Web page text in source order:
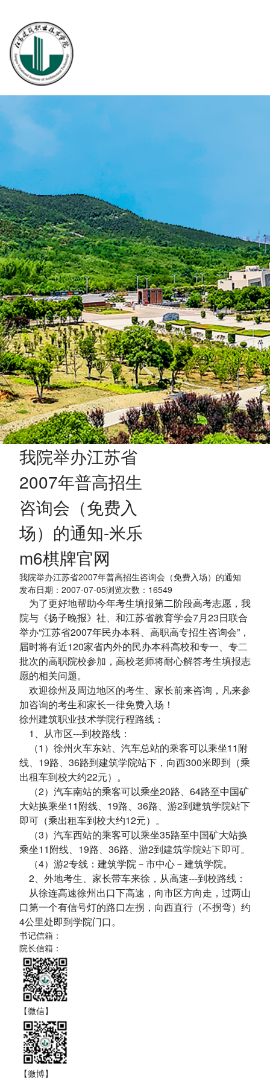
我院举办江苏省
2007年普高招生
咨询会（免费入
场）的通知-米乐
m6棋牌官网
我院举办江苏省2007年普高招生咨询会（免费入场）的通知
发布日期：2007-07-05浏览次数： 16549
为了更好地帮助今年考生填报第二阶段高考志愿，我
院与《扬子晚报》社、和江苏省教育学会7月23日联合
举办“江苏省2007年民办本科、高职高专招生咨询会”，
届时将有近120家省内外的民办本科高校和专一、专二
批次的高职院校参加，高校老师将耐心解答考生填报志
愿的相关问题。
欢迎徐州及周边地区的考生、家长前来咨询，凡来参
加咨询的考生和家长一律免费入场！
徐州建筑职业技术学院行程路线：
1、从市区---到校路线：
（1）徐州火车东站、汽车总站的乘客可以乘坐11附
线、19路、36路到建筑学院站下，向西300米即到（乘
出租车到校大约22元）。
（2）汽车南站的乘客可以乘坐20路、64路至中国矿
大站换乘坐11附线、19路、36路、游2到建筑学院站下
即可（乘出租车到校大约12元）。
（3）汽车西站的乘客可以乘坐35路至中国矿大站换
乘坐11附线、19路、36路、游2到建筑学院站下即可。
（4）游2专线：建筑学院－市中心－建筑学院。
2、外地考生、家长带车来徐，从高速---到校路线：
从徐连高速徐州出口下高速，向市区方向走，过两山
口第一个有信号灯的路口左拐，向西直行（不拐弯）约
4公里处即到学院门口。
书记信箱：
院长信箱：
【微信】
【微博】